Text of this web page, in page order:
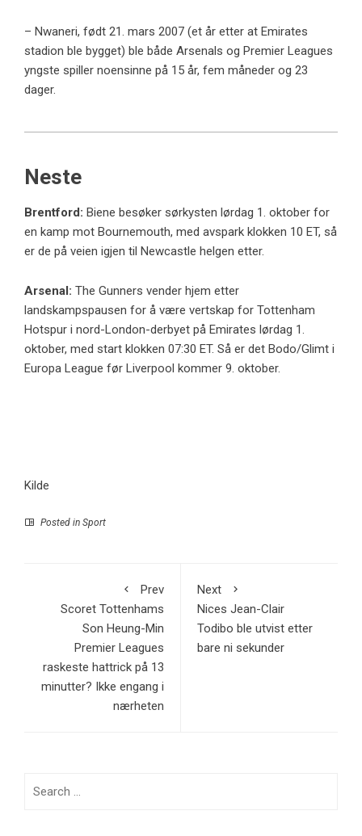
– Nwaneri, født 21. mars 2007 (et år etter at Emirates
stadion ble bygget) ble både Arsenals og Premier Leagues
yngste spiller noensinne på 15 år, fem måneder og 23
dager.
Neste
Brentford: Biene besøker sørkysten lørdag 1. oktober for
en kamp mot Bournemouth, med avspark klokken 10 ET, så
er de på veien igjen til Newcastle helgen etter.
Arsenal: The Gunners vender hjem etter
landskampspausen for å være vertskap for Tottenham
Hotspur i nord-London-derbyet på Emirates lørdag 1.
oktober, med start klokken 07:30 ET. Så er det Bodo/Glimt i
Europa League før Liverpool kommer 9. oktober.
Kilde
Posted in Sport
Prev
Scoret Tottenhams
Son Heung-Min
Premier Leagues
raskeste hattrick på 13
minutter? Ikke engang i
nærheten
Next
Nices Jean-Clair
Todibo ble utvist etter
bare ni sekunder